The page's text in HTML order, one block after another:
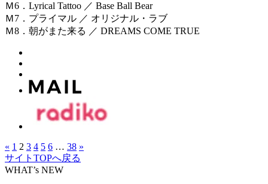
Ｍ6．Lyrical Tattoo ／ Base Ball Bear
Ｍ7．プライマル ／ オリジナル・ラブ
Ｍ8．朝がまた来る ／ DREAMS COME TRUE
« 1 2 3 4 5 6 … 38 »
サイトTOPへ戻る
WHAT’s NEW